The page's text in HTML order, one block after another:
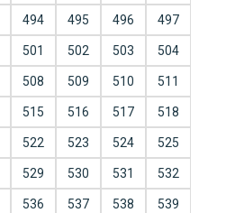
494 495 496 497
501 502 503 504
508 509 510 511
515 516 517 518
522 523 524 525
529 530 531 532
536 537 538 539